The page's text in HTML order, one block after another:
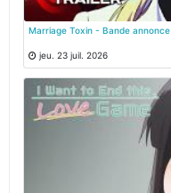
Marriage Toxin - Bande annonce
jeu. 23 juil. 2026